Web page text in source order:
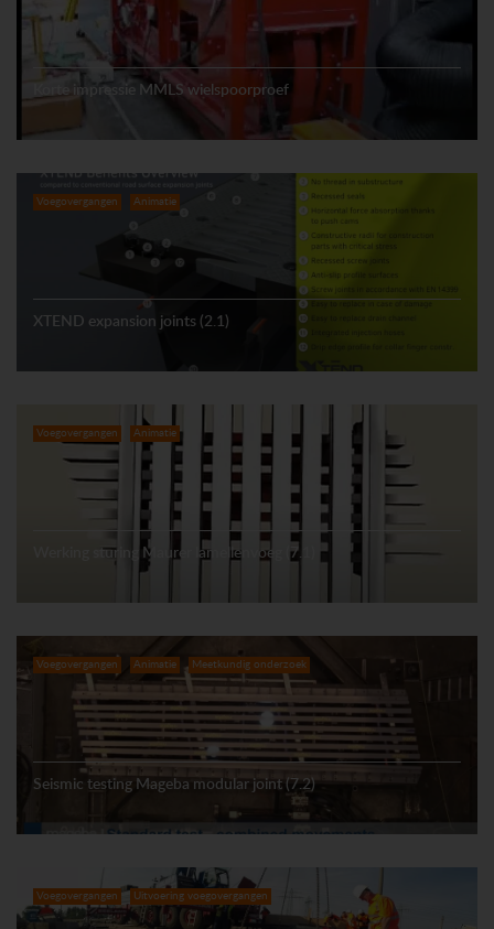
Korte impressie MMLS wielspoorproef
Voegovergangen Animatie
XTEND expansion joints (2.1)
Voegovergangen Animatie
Werking sturing Maurer lamellenvoeg (7.1)
Voegovergangen Animatie Meetkundig onderzoek
Seismic testing Mageba modular joint (7.2)
Voegovergangen Uitvoering voegovergangen